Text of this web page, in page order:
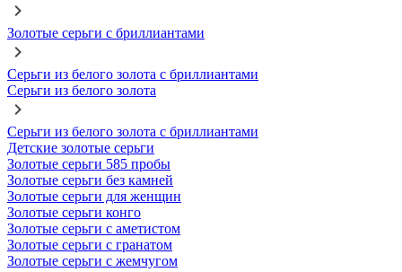
Золотые серьги с бриллиантами
Серьги из белого золота с бриллиантами
Серьги из белого золота
Серьги из белого золота с бриллиантами
Детские золотые серьги
Золотые серьги 585 пробы
Золотые серьги без камней
Золотые серьги для женщин
Золотые серьги конго
Золотые серьги с аметистом
Золотые серьги с гранатом
Золотые серьги с жемчугом